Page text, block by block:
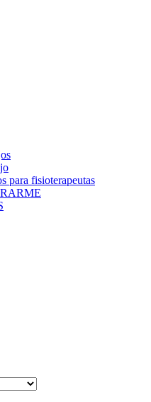
para fisioterapeutas